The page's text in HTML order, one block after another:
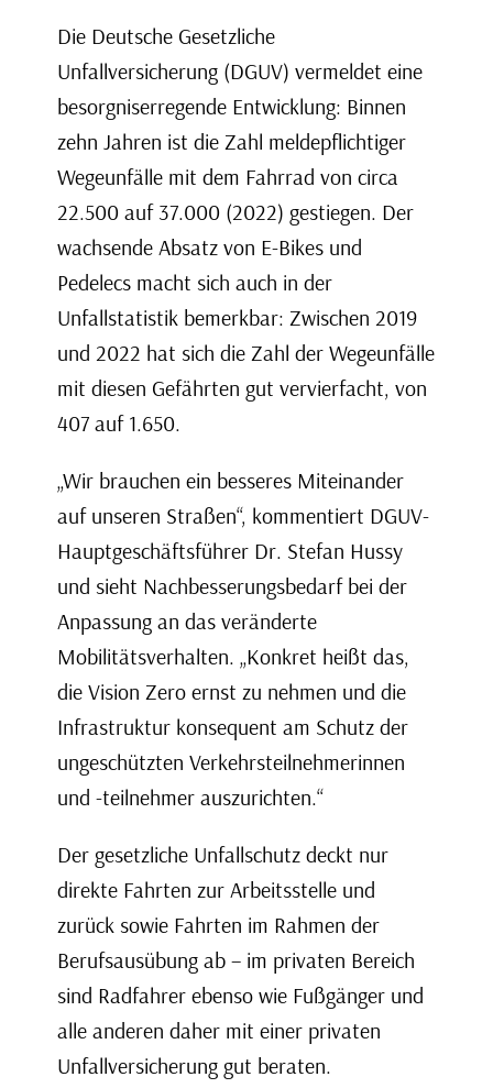
Die Deutsche Gesetzliche
Unfallversicherung (DGUV) vermeldet eine
besorgniserregende Entwicklung: Binnen
zehn Jahren ist die Zahl meldepflichtiger
Wegeunfälle mit dem Fahrrad von circa
22.500 auf 37.000 (2022) gestiegen. Der
wachsende Absatz von E-Bikes und
Pedelecs macht sich auch in der
Unfallstatistik bemerkbar: Zwischen 2019
und 2022 hat sich die Zahl der Wegeunfälle
mit diesen Gefährten gut vervierfacht, von
407 auf 1.650.
„Wir brauchen ein besseres Miteinander
auf unseren Straßen“, kommentiert DGUV-
Hauptgeschäftsführer Dr. Stefan Hussy
und sieht Nachbesserungsbedarf bei der
Anpassung an das veränderte
Mobilitätsverhalten. „Konkret heißt das,
die Vision Zero ernst zu nehmen und die
Infrastruktur konsequent am Schutz der
ungeschützten Verkehrsteilnehmerinnen
und -teilnehmer auszurichten.“
Der gesetzliche Unfallschutz deckt nur
direkte Fahrten zur Arbeitsstelle und
zurück sowie Fahrten im Rahmen der
Berufsausübung ab – im privaten Bereich
sind Radfahrer ebenso wie Fußgänger und
alle anderen daher mit einer privaten
Unfallversicherung gut beraten.